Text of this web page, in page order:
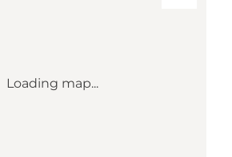
Loading map...